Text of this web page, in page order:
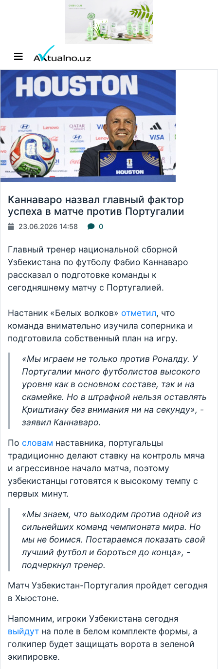
Каннаваро назвал главный фактор
успеха в матче против Португалии
23.06.2026 14:58 0
Главный тренер национальной сборной
Узбекистана по футболу Фабио Каннаваро
рассказал о подготовке команды к
сегодняшнему матчу с Португалией.
Настаник «Белых волков» отметил, что
команда внимательно изучила соперника и
подготовила собственный план на игру.
«Мы играем не только против Роналду. У
Португалии много футболистов высокого
уровня как в основном составе, так и на
скамейке. Но в штрафной нельзя оставлять
Криштиану без внимания ни на секунду», -
заявил Каннаваро.
По словам наставника, португальцы
традиционно делают ставку на контроль мяча
и агрессивное начало матча, поэтому
узбекистанцы готовятся к высокому темпу с
первых минут.
«Мы знаем, что выходим против одной из
сильнейших команд чемпионата мира. Но
мы не боимся. Постараемся показать свой
лучший футбол и бороться до конца», -
подчеркнул тренер.
Матч Узбекистан-Португалия пройдет сегодня
в Хьюстоне.
Напомним, игроки Узбекистана сегодня
выйдут на поле в белом комплекте формы, а
голкипер будет защищать ворота в зеленой
экипировке.